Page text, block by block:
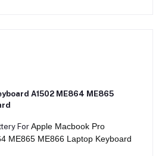
A1502 ME864 ME865
ForApple Macbook Pro
ME865 ME866 Laptop Keyboard